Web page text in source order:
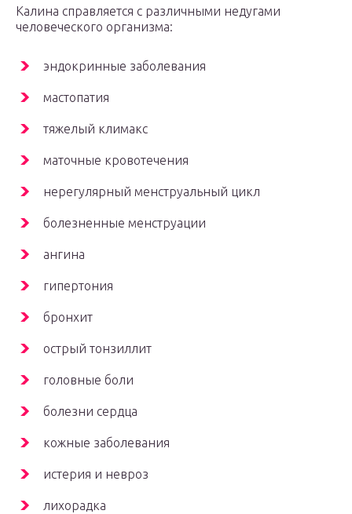
Калина справляется с различными недугами
человеческого организма:
эндокринные заболевания
мастопатия
тяжелый климакс
маточные кровотечения
нерегулярный менструальный цикл
болезненные менструации
ангина
гипертония
бронхит
острый тонзиллит
головные боли
болезни сердца
кожные заболевания
истерия и невроз
лихорадка